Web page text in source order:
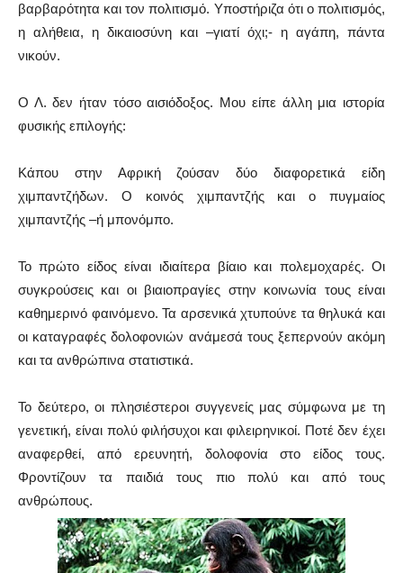
βαρβαρότητα και τον πολιτισμό. Υποστήριζα ότι ο πολιτισμός,
η αλήθεια, η δικαιοσύνη και –γιατί όχι;- η αγάπη, πάντα
νικούν.
Ο Λ. δεν ήταν τόσο αισιόδοξος. Μου είπε άλλη μια ιστορία
φυσικής επιλογής:
Κάπου στην Αφρική ζούσαν δύο διαφορετικά είδη
χιμπαντζήδων. Ο κοινός χιμπαντζής και ο πυγμαίος
χιμπαντζής –ή μπονόμπο.
Το πρώτο είδος είναι ιδιαίτερα βίαιο και πολεμοχαρές. Οι
συγκρούσεις και οι βιαιοπραγίες στην κοινωνία τους είναι
καθημερινό φαινόμενο. Τα αρσενικά χτυπούνε τα θηλυκά και
οι καταγραφές δολοφονιών ανάμεσά τους ξεπερνούν ακόμη
και τα ανθρώπινα στατιστικά.
Το δεύτερο, οι πλησιέστεροι συγγενείς μας σύμφωνα με τη
γενετική, είναι πολύ φιλήσυχοι και φιλειρηνικοί. Ποτέ δεν έχει
αναφερθεί, από ερευνητή, δολοφονία στο είδος τους.
Φροντίζουν τα παιδιά τους πιο πολύ και από τους
ανθρώπους.